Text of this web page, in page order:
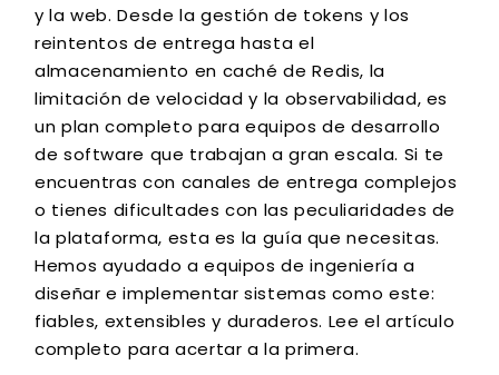
y la web. Desde la gestión de tokens y los
reintentos de entrega hasta el
almacenamiento en caché de Redis, la
limitación de velocidad y la observabilidad, es
un plan completo para equipos de desarrollo
de software que trabajan a gran escala. Si te
encuentras con canales de entrega complejos
o tienes dificultades con las peculiaridades de
la plataforma, esta es la guía que necesitas.
Hemos ayudado a equipos de ingeniería a
diseñar e implementar sistemas como este:
fiables, extensibles y duraderos. Lee el artículo
completo para acertar a la primera.